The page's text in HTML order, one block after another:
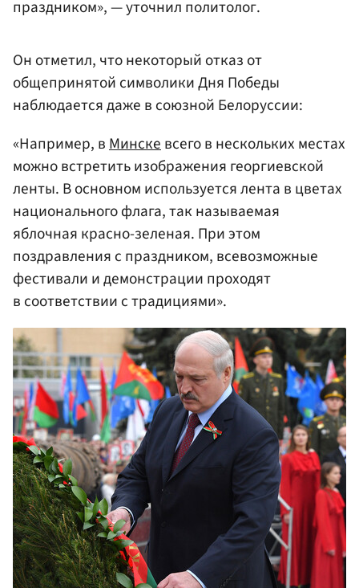
праздником», — уточнил политолог.
Он отметил, что некоторый отказ от
общепринятой символики Дня Победы
наблюдается даже в союзной Белоруссии:
«Например, вМинскевсего в нескольких местах
можно встретить изображения георгиевской
ленты. В основном используется лента в цветах
национального флага, так называемая
яблочная красно-зеленая. При этом
поздравления с праздником, всевозможные
фестивали и демонстрации проходят
в соответствии с традициями».